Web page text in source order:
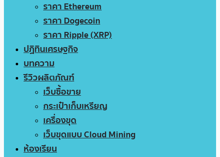
ราคา Ethereum
ราคา Dogecoin
ราคา Ripple (XRP)
ปฏิทินเศรษฐกิจ
บทความ
รีวิวผลิตภัณฑ์
เว็บซื้อขาย
กระเป๋าเก็บเหรียญ
เครื่องขุด
เว็บขุดแบบ Cloud Mining
ห้องเรียน